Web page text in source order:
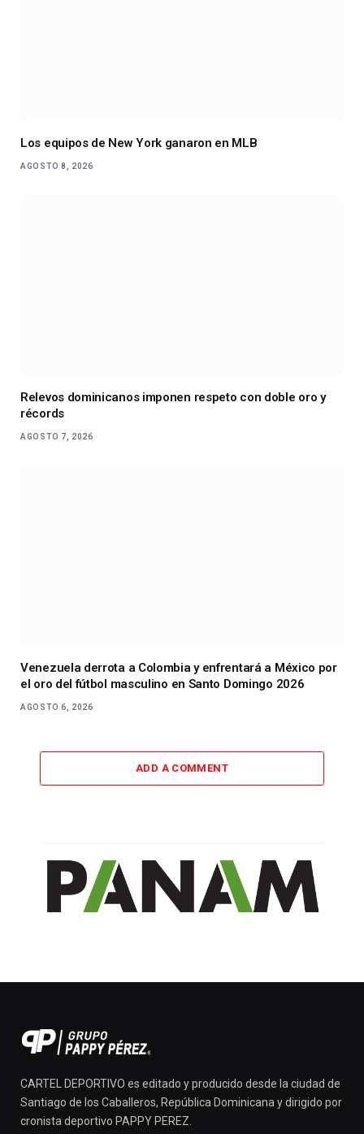
Los equipos de New York ganaron en MLB
AGOSTO 8, 2026
Relevos dominicanos imponen respeto con doble oro y
récords
AGOSTO 7, 2026
Venezuela derrota a Colombia y enfrentará a México por
el oro del fútbol masculino en Santo Domingo 2026
AGOSTO 6, 2026
ADD A COMMENT
CARTEL DEPORTIVO es editado y producido desde la ciudad de
Santiago de los Caballeros, República Dominicana y dirigido por
cronista deportivo PAPPY PEREZ.